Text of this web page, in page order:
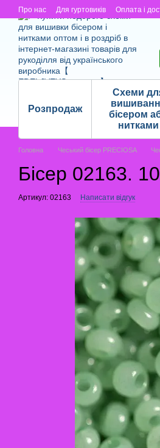
Перейти до основного контенту
Про нас Для гуртовиків Оплата і
Розпродаж
Схеми
бісером
нитками
Головна Чеський бісер PRECIOSA
Бісер 02163.
Артикул: 02163 Написати відгук